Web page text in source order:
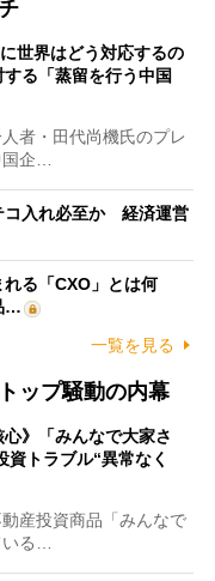
世界はどう対応するの
る「蒸留を行う中国
者・田代尚機氏のプレ
国企…
コ入れ必至か 経済運営
る「CXO」とは何
…
一覧を見る
ップ騒動の内幕
心》「みんなで大家さ
トラブル“異常なく
産投資商品「みんなで
いる…